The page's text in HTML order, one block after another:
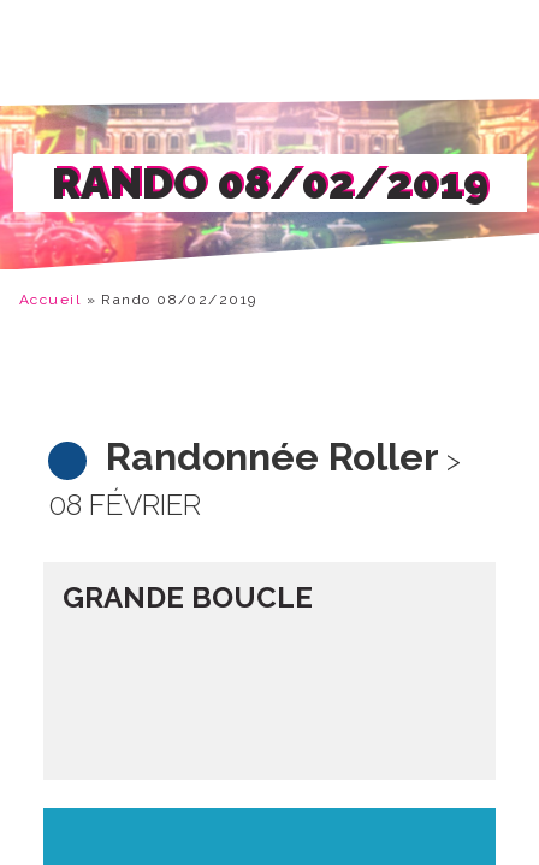
RANDO 08/02/2019
Accueil » Rando 08/02/2019
Randonnée Roller >
08 FÉVRIER
GRANDE BOUCLE